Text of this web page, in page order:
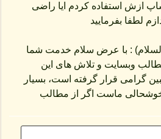
ازش استفاده کردم ایا راضی
لطفا بفرمایید
: با عرض سلام خدمت شما
وبسایت و تلاش های این
گرامی قرار گرفته است، بسیار
ماست اگر از مطالب